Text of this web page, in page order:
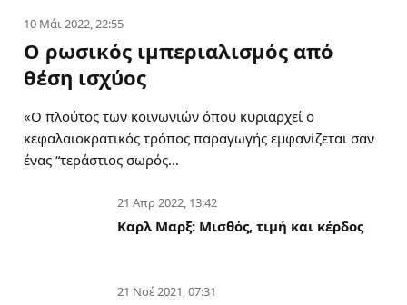
10 Μάι 2022, 22:55
Ο ρωσικός ιμπεριαλισμός από
θέση ισχύος
«Ο πλούτος των κοινωνιών όπου κυριαρχεί ο
κεφαλαιοκρατικός τρόπος παραγωγής εμφανίζεται σαν
ένας “τεράστιος σωρός…
21 Απρ 2022, 13:42
Καρλ Μαρξ: Μισθός, τιμή και κέρδος
21 Νοέ 2021, 07:31